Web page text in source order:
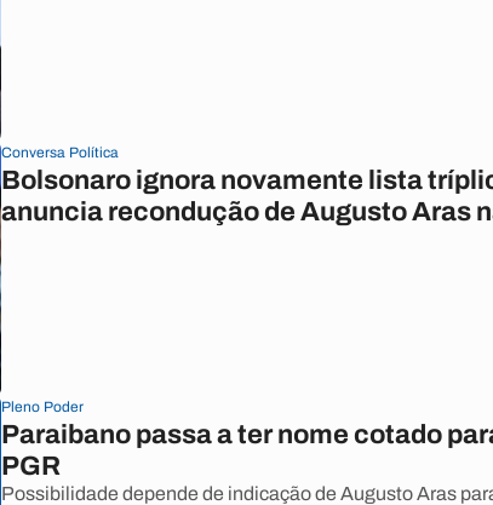
Conversa Política
Bolsonaro ignora novamente lista
anuncia recondução de Augusto Aras
Pleno Poder
Paraibano passa a ter nome cotado
PGR
Possibilidade depende de indicação de Augusto Aras